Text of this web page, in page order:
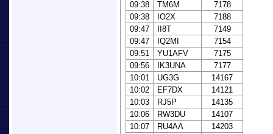
09:38
TM6M
7178
09:38
IO2X
7188
09:47
II8T
7149
09:47
IQ2MI
7154
09:51
YU1AFV
7175
09:56
IK3UNA
7177
10:01
UG3G
14167
10:02
EF7DX
14121
10:03
RJ5P
14135
10:06
RW3DU
14107
10:07
RU4AA
14203